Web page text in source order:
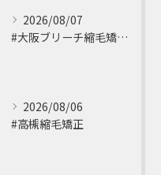
2026/08/07
#大阪ブリーチ縮毛矯正 ⁡
2026/08/06
#高槻縮毛矯正 ⁡